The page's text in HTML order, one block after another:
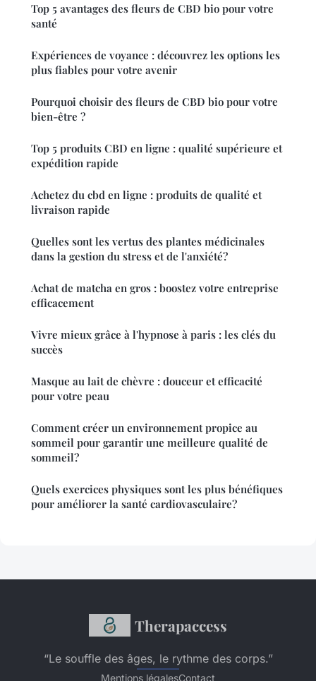
Top 5 avantages des fleurs de CBD bio pour votre
santé
Expériences de voyance : découvrez les options les
plus fiables pour votre avenir
Pourquoi choisir des fleurs de CBD bio pour votre
bien-être ?
Top 5 produits CBD en ligne : qualité supérieure et
expédition rapide
Achetez du cbd en ligne : produits de qualité et
livraison rapide
Quelles sont les vertus des plantes médicinales
dans la gestion du stress et de l'anxiété?
Achat de matcha en gros : boostez votre entreprise
efficacement
Vivre mieux grâce à l'hypnose à paris : les clés du
succès
Masque au lait de chèvre : douceur et efficacité
pour votre peau
Comment créer un environnement propice au
sommeil pour garantir une meilleure qualité de
sommeil?
Quels exercices physiques sont les plus bénéfiques
pour améliorer la santé cardiovasculaire?
Therapaccess
“Le souffle des âges, le rythme des corps.”
Mentions légalesContact